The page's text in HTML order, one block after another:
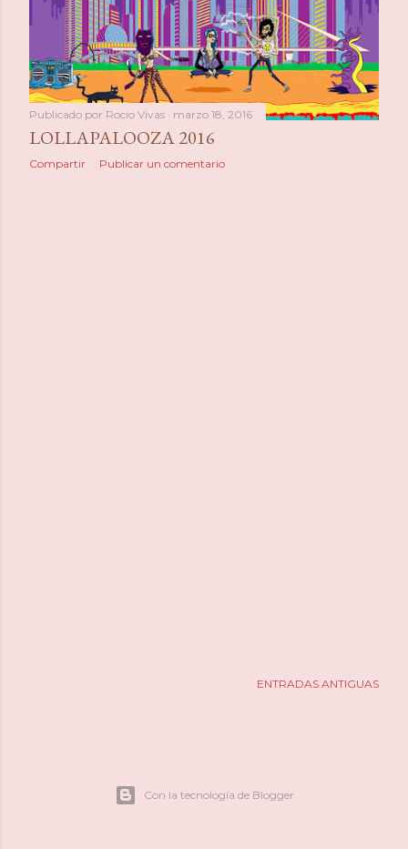
Publicado por Rocio Vivas marzo 18, 2016
LOLLAPALOOZA 2016
Compartir Publicar un comentario
ENTRADAS ANTIGUAS
Con la tecnología de Blogger